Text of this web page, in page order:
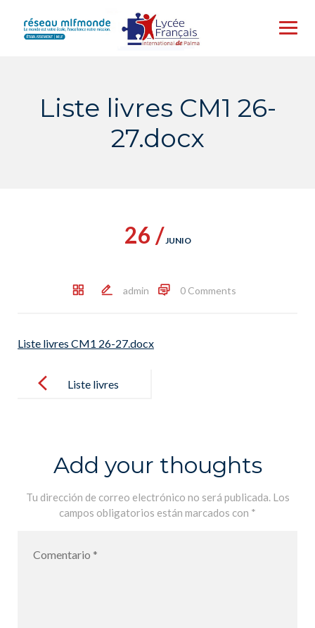
content
Liste livres CM1 26-
27.docx
26 /JUNIO
admin 0 Comments
Liste livres CM1 26-27.docx
navigation Liste livres
Add your thoughts
Tu dirección de correo electrónico no será publicada. Los
campos obligatorios están marcados con *